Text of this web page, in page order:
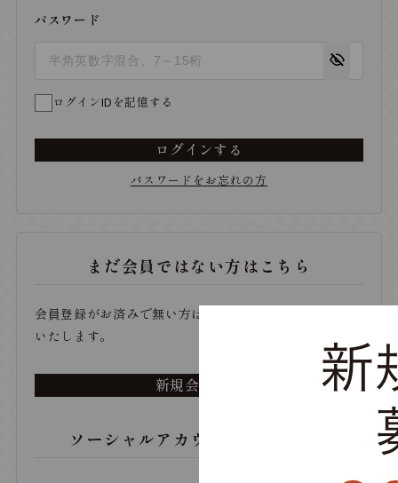
パスワード
ログインIDを記憶する
ログインする
パスワードをお忘れの方
まだ会員ではない方はこちら
会員登録がお済みで無い方は、こちらから登録をお願い
いたします。
新規会員登録
ソーシャルアカウントでログイン